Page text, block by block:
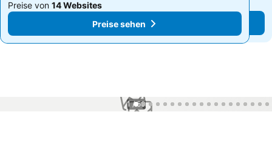
Preise von 14 Websites
Preise sehen
Preise von 14 Websites
Preise sehen
1 / 50